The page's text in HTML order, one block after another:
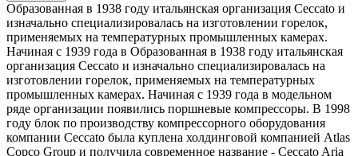
Образованная в 1938 году итальянская организация Ceccato и
изначально специализировалась на изготовлении горелок,
применяемых на температурных промышленных камерах.
Начиная с 1939 года в Образованная в 1938 году итальянская
организация Ceccato и изначально специализировалась на
изготовлении горелок, применяемых на температурных
промышленных камерах. Начиная с 1939 года в модельном
ряде организации появились поршневые компрессоры. В 1998
году блок по производству компрессорного оборудования
компании Ceccato была куплена холдинговой компанией Atlas
Copco Group и получила современное название - Ceccato Aria